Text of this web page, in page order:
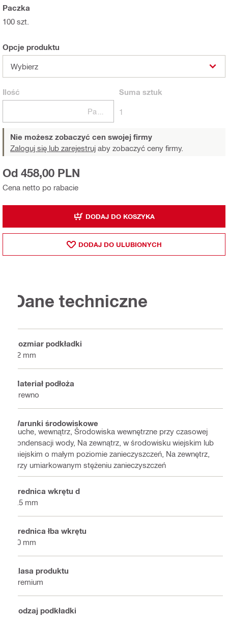
Paczka
100 szt.
Opcje produktu
Wybierz
Ilość Suma sztuk
1
Nie możesz zobaczyć cen swojej firmy
Zaloguj się lub zarejestruj aby zobaczyć ceny firmy.
Cena netto po rabacie
Od 458,00 PLN
DODAJ DO KOSZYKA
DODAJ DO ULUBIONYCH
Dane techniczne
Rozmiar podkładki
22 mm
Materiał podłoża
Drewno
Warunki środowiskowe
Suche, wewnątrz, Środowiska wewnętrzne przy czasowej
kondensacji wody, Na zewnątrz, w środowisku wiejskim lub
miejskim o małym poziomie zanieczyszczeń, Na zewnętrz,
przy umiarkowanym stężeniu zanieczyszczeń
Średnica wkrętu d
6.5 mm
Średnica łba wkrętu
10 mm
Klasa produktu
Premium
Rodzaj podkładki